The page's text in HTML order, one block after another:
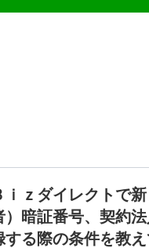
ｉｚダイレクトで
）暗証番号、契約
る際の条件を教え